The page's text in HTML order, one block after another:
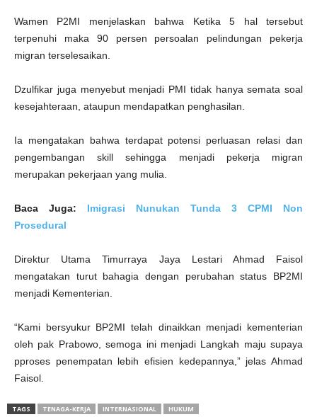
Wamen P2MI menjelaskan bahwa Ketika 5 hal tersebut
terpenuhi maka 90 persen persoalan pelindungan pekerja
migran terselesaikan.
Dzulfikar juga menyebut menjadi PMI tidak hanya semata soal
kesejahteraan, ataupun mendapatkan penghasilan.
Ia mengatakan bahwa terdapat potensi perluasan relasi dan
pengembangan skill sehingga menjadi pekerja migran
merupakan pekerjaan yang mulia.
Baca Juga: Imigrasi Nunukan Tunda 3 CPMI Non
Prosedural
Direktur Utama Timurraya Jaya Lestari Ahmad Faisol
mengatakan turut bahagia dengan perubahan status BP2MI
menjadi Kementerian.
“Kami bersyukur BP2MI telah dinaikkan menjadi kementerian
oleh pak Prabowo, semoga ini menjadi Langkah maju supaya
pproses penempatan lebih efisien kedepannya,” jelas Ahmad
Faisol.
TAGS TENAGA-KERJA INTERNASIONAL HUKUM